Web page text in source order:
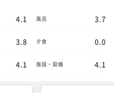
4.1 風呂 3.7
3.8 夕食 0.0
4.1 施設・設備 4.1